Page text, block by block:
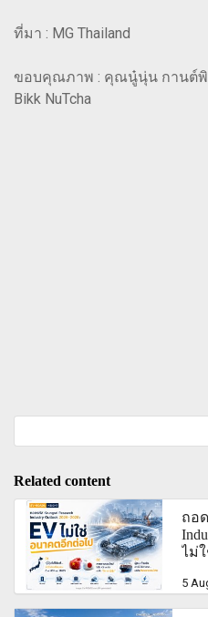
ที่มา : MG Thailand
ขอบคุณภาพ : คุณนู๋นุ่น กานต์พิ
Bikk NuTcha
Related content
ถอ
ไม่
5